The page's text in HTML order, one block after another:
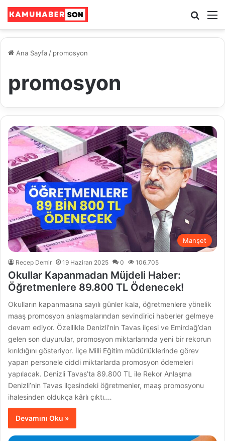
Ara
Ana Sayfa / promosyon
promosyon
Manşet
Recep Demir 19 Haziran 2025 0 106.705
Okullar Kapanmadan Müjdeli Haber:
Öğretmenlere 89.800 TL Ödenecek!
Okulların kapanmasına sayılı günler kala, öğretmenlere yönelik
maaş promosyon anlaşmalarından sevindirici haberler gelmeye
devam ediyor. Özellikle Denizli’nin Tavas ilçesi ve Emirdağ’dan
gelen son duyurular, promosyon miktarlarında yeni bir rekorun
kırıldığını gösteriyor. İlçe Milli Eğitim müdürlüklerinde görev
yapan personele ciddi miktarlarda promosyon ödemeleri
yapılacak. Denizli Tavas’ta 89.800 TL ile Rekor Anlaşma
Denizli’nin Tavas ilçesindeki öğretmenler, maaş promosyonu
ihalesinden oldukça kârlı çıktı.…
Devamını Oku »